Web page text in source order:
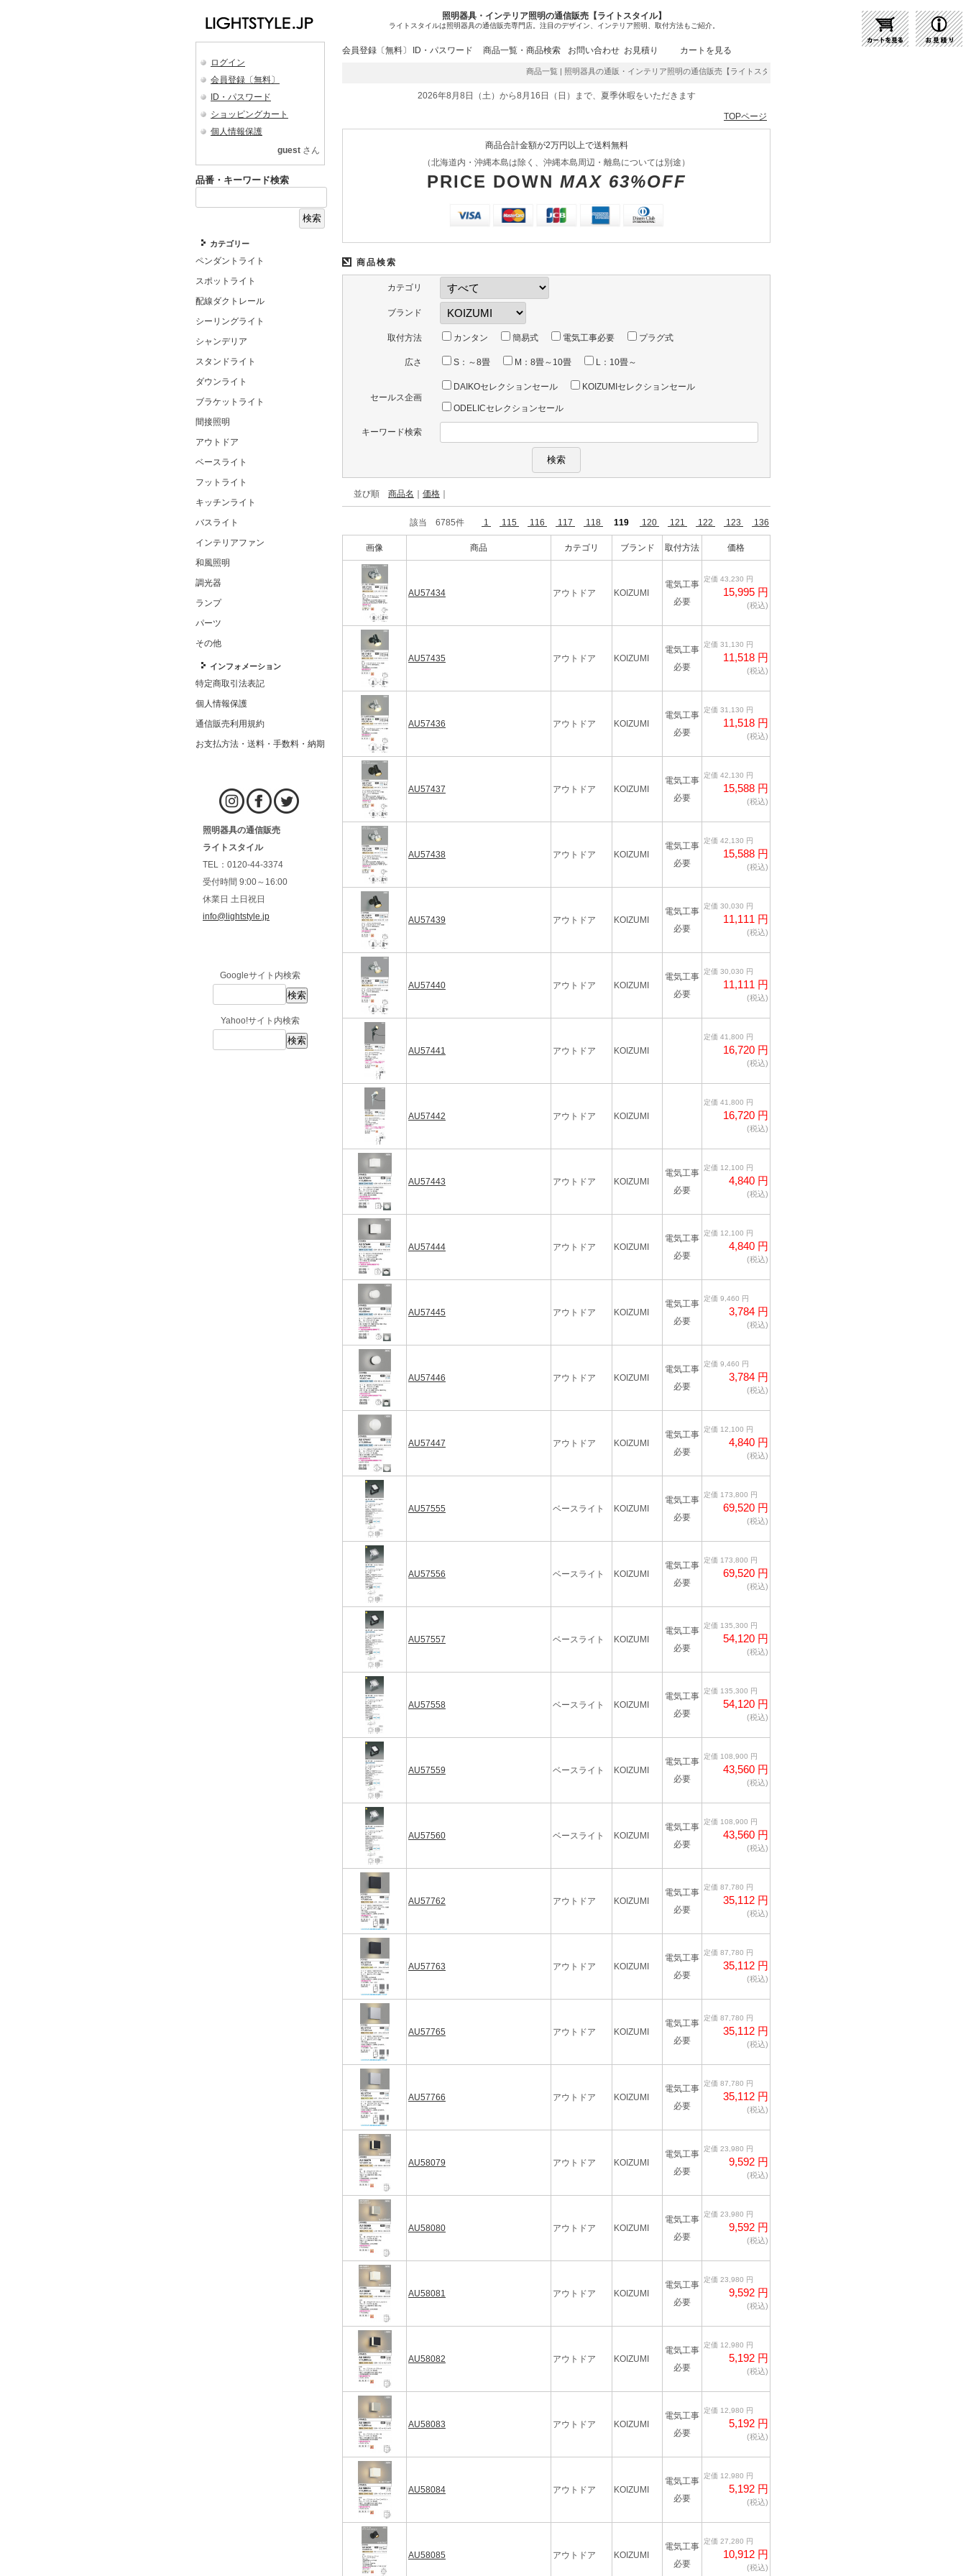
照明器具・インテリア照明の通信販売【ライトスタイル】
ライトスタイルは照明器具の通信販売専門店。注目のデザイン、インテリア照明、取付方法もご紹介。
ログイン
会員登録〔無料〕
ID・パスワード
ショッピングカート
個人情報保護
guest さん
品番・キーワード検索
カテゴリー
ペンダントライト
スポットライト
配線ダクトレール
シーリングライト
シャンデリア
スタンドライト
ダウンライト
ブラケットライト
間接照明
アウトドア
ベースライト
フットライト
キッチンライト
バスライト
インテリアファン
和風照明
調光器
ランプ
パーツ
その他
インフォメーション
特定商取引法表記
個人情報保護
通信販売利用規約
お支払方法・送料・手数料・納期
照明器具の通信販売
ライトスタイル
TEL：0120-44-3374
受付時間 9:00～16:00
休業日 土日祝日
info@lightstyle.jp
Googleサイト内検索
Yahoo!サイト内検索
会員登録〔無料〕 ID・パスワード 商品一覧・商品検索 お問い合わせ お見積り カートを見る
商品一覧 | 照明器具の通販・インテリア照明の通信販売【ライトスタイル】激安・格安価格にてご提供中！
2026年8月8日（土）から8月16日（日）まで、夏季休暇をいただきます
TOPページ
商品合計金額が2万円以上で送料無料
（北海道内・沖縄本島は除く、沖縄本島周辺・離島については別途）
PRICE DOWN MAX 63%OFF
商品検索
カテゴリ
ブランド
取付方法 カンタン 簡易式 電気工事必要 プラグ式
広さ S：～8畳 M：8畳～10畳 L：10畳～
セールス企画
DAIKOセレクションセール KOIZUMIセレクションセール
ODELICセレクションセール
キーワード検索
並び順 商品名 ｜ 価格 ｜
該当 6785件 1 115 116 117 118 119 120 121 122 123 136
画像 商品 カテゴリ ブランド 取付方法 価格
AU57434 アウトドア KOIZUMI
電気工事
必要
定価 43,230 円
15,995 円
(税込)
AU57435 アウトドア KOIZUMI
電気工事
必要
定価 31,130 円
11,518 円
(税込)
AU57436 アウトドア KOIZUMI
電気工事
必要
定価 31,130 円
11,518 円
(税込)
AU57437 アウトドア KOIZUMI
電気工事
必要
定価 42,130 円
15,588 円
(税込)
AU57438 アウトドア KOIZUMI
電気工事
必要
定価 42,130 円
15,588 円
(税込)
AU57439 アウトドア KOIZUMI
電気工事
必要
定価 30,030 円
11,111 円
(税込)
AU57440 アウトドア KOIZUMI
電気工事
必要
定価 30,030 円
11,111 円
(税込)
AU57441 アウトドア KOIZUMI
定価 41,800 円
16,720 円
(税込)
AU57442 アウトドア KOIZUMI
定価 41,800 円
16,720 円
(税込)
AU57443 アウトドア KOIZUMI
電気工事
必要
定価 12,100 円
4,840 円
(税込)
AU57444 アウトドア KOIZUMI
電気工事
必要
定価 12,100 円
4,840 円
(税込)
AU57445 アウトドア KOIZUMI
電気工事
必要
定価 9,460 円
3,784 円
(税込)
AU57446 アウトドア KOIZUMI
電気工事
必要
定価 9,460 円
3,784 円
(税込)
AU57447 アウトドア KOIZUMI
電気工事
必要
定価 12,100 円
4,840 円
(税込)
AU57555 ベースライト KOIZUMI
電気工事
必要
定価 173,800 円
69,520 円
(税込)
AU57556 ベースライト KOIZUMI
電気工事
必要
定価 173,800 円
69,520 円
(税込)
AU57557 ベースライト KOIZUMI
電気工事
必要
定価 135,300 円
54,120 円
(税込)
AU57558 ベースライト KOIZUMI
電気工事
必要
定価 135,300 円
54,120 円
(税込)
AU57559 ベースライト KOIZUMI
電気工事
必要
定価 108,900 円
43,560 円
(税込)
AU57560 ベースライト KOIZUMI
電気工事
必要
定価 108,900 円
43,560 円
(税込)
AU57762 アウトドア KOIZUMI
電気工事
必要
定価 87,780 円
35,112 円
(税込)
AU57763 アウトドア KOIZUMI
電気工事
必要
定価 87,780 円
35,112 円
(税込)
AU57765 アウトドア KOIZUMI
電気工事
必要
定価 87,780 円
35,112 円
(税込)
AU57766 アウトドア KOIZUMI
電気工事
必要
定価 87,780 円
35,112 円
(税込)
AU58079 アウトドア KOIZUMI
電気工事
必要
定価 23,980 円
9,592 円
(税込)
AU58080 アウトドア KOIZUMI
電気工事
必要
定価 23,980 円
9,592 円
(税込)
AU58081 アウトドア KOIZUMI
電気工事
必要
定価 23,980 円
9,592 円
(税込)
AU58082 アウトドア KOIZUMI
電気工事
必要
定価 12,980 円
5,192 円
(税込)
AU58083 アウトドア KOIZUMI
電気工事
必要
定価 12,980 円
5,192 円
(税込)
AU58084 アウトドア KOIZUMI
電気工事
必要
定価 12,980 円
5,192 円
(税込)
AU58085 アウトドア KOIZUMI
電気工事
必要
定価 27,280 円
10,912 円
(税込)